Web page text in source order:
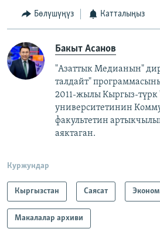
Бөлүшүңүз Катталыңыз
Бакыт Асанов
"Азаттык Медианын"
талдайт"
2011-жылы Кыргыз-түрк
университетинин
факультетин
аяктаган.
Куржундар
Кыргызстан Саясат
Макалалар архиви